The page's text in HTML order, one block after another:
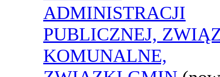
ADMINISTRACJI
PUBLICZNEJ,
KOMUNALNE,